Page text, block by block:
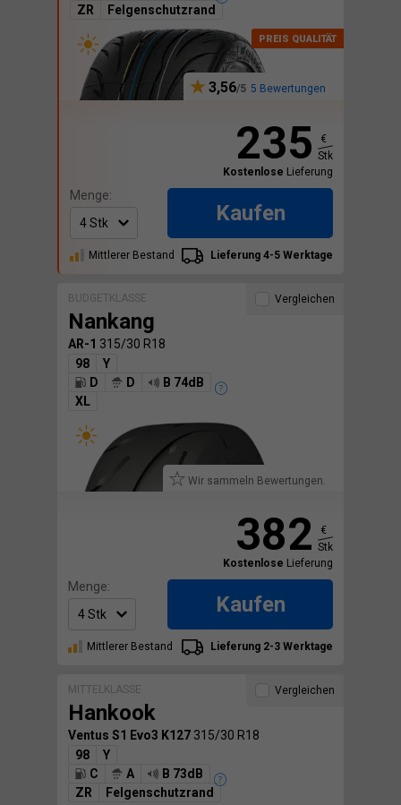
ZR
Felgenschutzrand
3,56 5 Bewertungen
235
€
Stk
Kostenlose Lieferung
Menge:
Kaufen
Mittlerer Bestand Lieferung 4-5 Werktage
BUDGETKLASSE
Nankang
AR-1 315/30 R18
98
Y
D
D
B 74dB
XL
Wir sammeln Bewertungen.
Vergleichen
382
€
Stk
Kostenlose Lieferung
Menge:
Kaufen
Mittlerer Bestand Lieferung 2-3 Werktage
MITTELKLASSE
Hankook
Ventus S1 Evo3 K127 315/30 R18
98
Y
C
A
B 73dB
ZR
Felgenschutzrand
Vergleichen